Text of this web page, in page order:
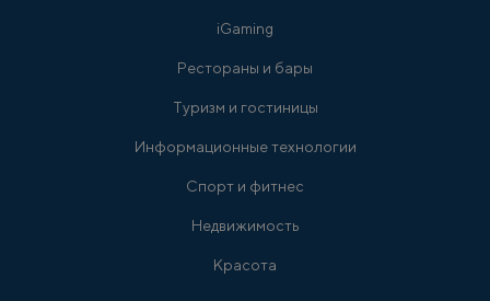
iGaming
Рестораны и бары
Туризм и гостиницы
Информационные технологии
Спорт и фитнес
Недвижимость
Красота